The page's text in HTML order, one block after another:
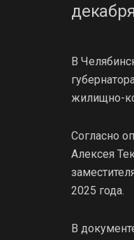
В
жилищно-
Согласно
Алексея
2025 года.
В